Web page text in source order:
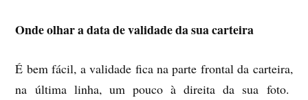
Onde olhar a data de validade da sua carteira
É bem fácil, a validade fica na parte frontal da carteira,
na última linha, um pouco à direita da sua foto.